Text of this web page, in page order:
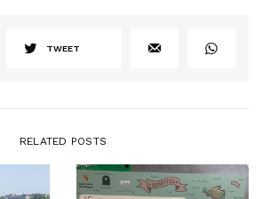
TWEET
RELATED POSTS